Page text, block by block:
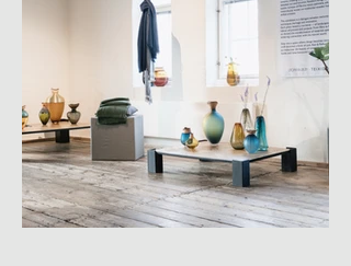
toeren, met een Nederlandse en
Belgische agenda die piekt in
september en november, en een
internationale kalender die loopt
van Helsinki tot Miami. Hieronder
vind je alle relevante
interieurbeurzen, designbeurzen
en kunstbeurzen van augustus tot
en met december 2026, op datum